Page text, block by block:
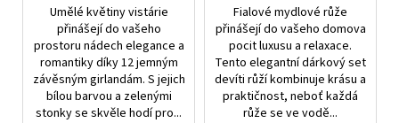
Umělé květiny vistárie
přinášejí do vašeho
prostoru nádech elegance a
romantiky díky 12 jemným
závěsným girlandám. S jejich
bílou barvou a zelenými
stonky se skvěle hodí pro...
Fialové mydlové růže
přinášejí do vašeho domova
pocit luxusu a relaxace.
Tento elegantní dárkový set
devíti růží kombinuje krásu a
praktičnost, neboť každá
růže se ve vodě...